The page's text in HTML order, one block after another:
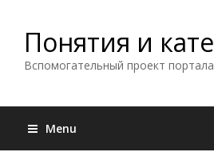
Понятия и
Вспомогательный проект
Menu